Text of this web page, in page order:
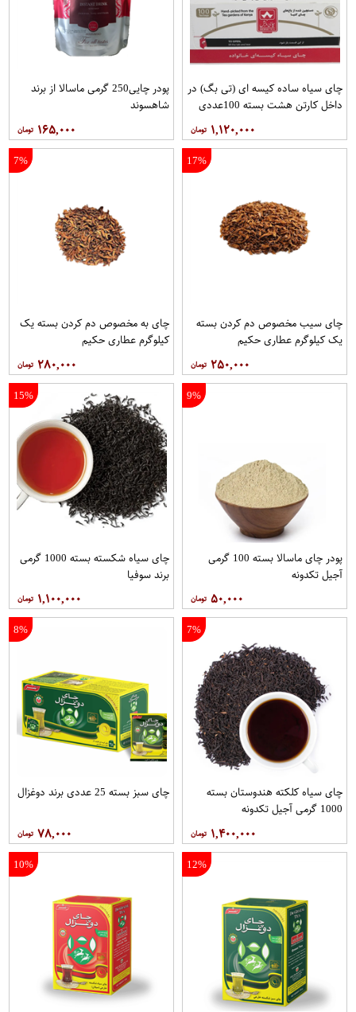
چای سیاه ساده کیسه ای (تی بگ) در
داخل کارتن هشت بسته 100عددی
۱,۱۲۰,۰۰۰
پودر چایی250 گرمی ماسالا از برند
شاهسوند
۱۶۵,۰۰۰
17%
چای سیب مخصوص دم کردن بسته
یک کیلوگرم عطاری حکیم
۲۵۰,۰۰۰
7%
چای به مخصوص دم کردن بسته یک
کیلوگرم عطاری حکیم
۲۸۰,۰۰۰
9%
پودر چای ماسالا بسته 100 گرمی
آجیل تکدونه
۵۰,۰۰۰
15%
چای سیاه شکسته بسته 1000 گرمی
برند سوفیا
۱,۱۰۰,۰۰۰
7%
چای سیاه کلکته هندوستان بسته
1000 گرمی آجیل تکدونه
۱,۴۰۰,۰۰۰
8%
چای سبز بسته 25 عددی برند دوغزال
۷۸,۰۰۰
12%
10%